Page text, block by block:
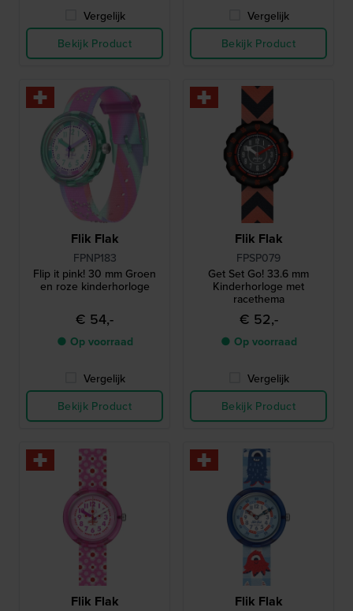
Vergelijk
Bekijk Product
Vergelijk
Bekijk Product
Flik Flak
FPNP183
Flip it pink! 30 mm Groen
en roze kinderhorloge
€ 54,-
● Op voorraad
Vergelijk
Bekijk Product
Flik Flak
FPSP079
Get Set Go! 33.6 mm
Kinderhorloge met
racethema
€ 52,-
● Op voorraad
Vergelijk
Bekijk Product
Flik Flak Flik Flak